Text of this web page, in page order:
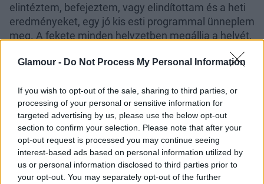
Glamour - Do Not Process My Personal Information
If you wish to opt-out of the sale, sharing to third parties, or
processing of your personal or sensitive information for
targeted advertising by us, please use the below opt-out
section to confirm your selection. Please note that after your
opt-out request is processed you may continue seeing
interest-based ads based on personal information utilized by
us or personal information disclosed to third parties prior to
your opt-out. You may separately opt-out of the further
elintéztem, befejeztem, vagy elindítottam és a heti
eredményeket, egy jó kis esti programmal ünneplem
meg. A fekete minden helyzetben megállja a helyét,
nekem ez az alkalmi viselet, amit szuper, színekkel
fel lehet dobni és csillogóvá tenni.
Fekete ruha: NoEn Design
Felső, harisnya, cipő, fülbevaló: H&M
Táska: Anyukám készítette, táskapánt: H&M
Fotó: Noel Dömök Szilveszter - Dömök Photography